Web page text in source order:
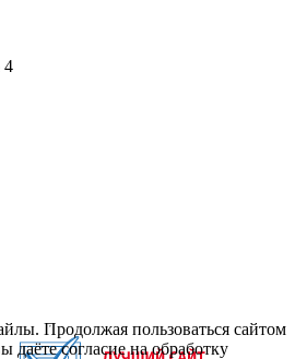
4
Продолжая пользоваться сайтом
даёте согласие на обработку